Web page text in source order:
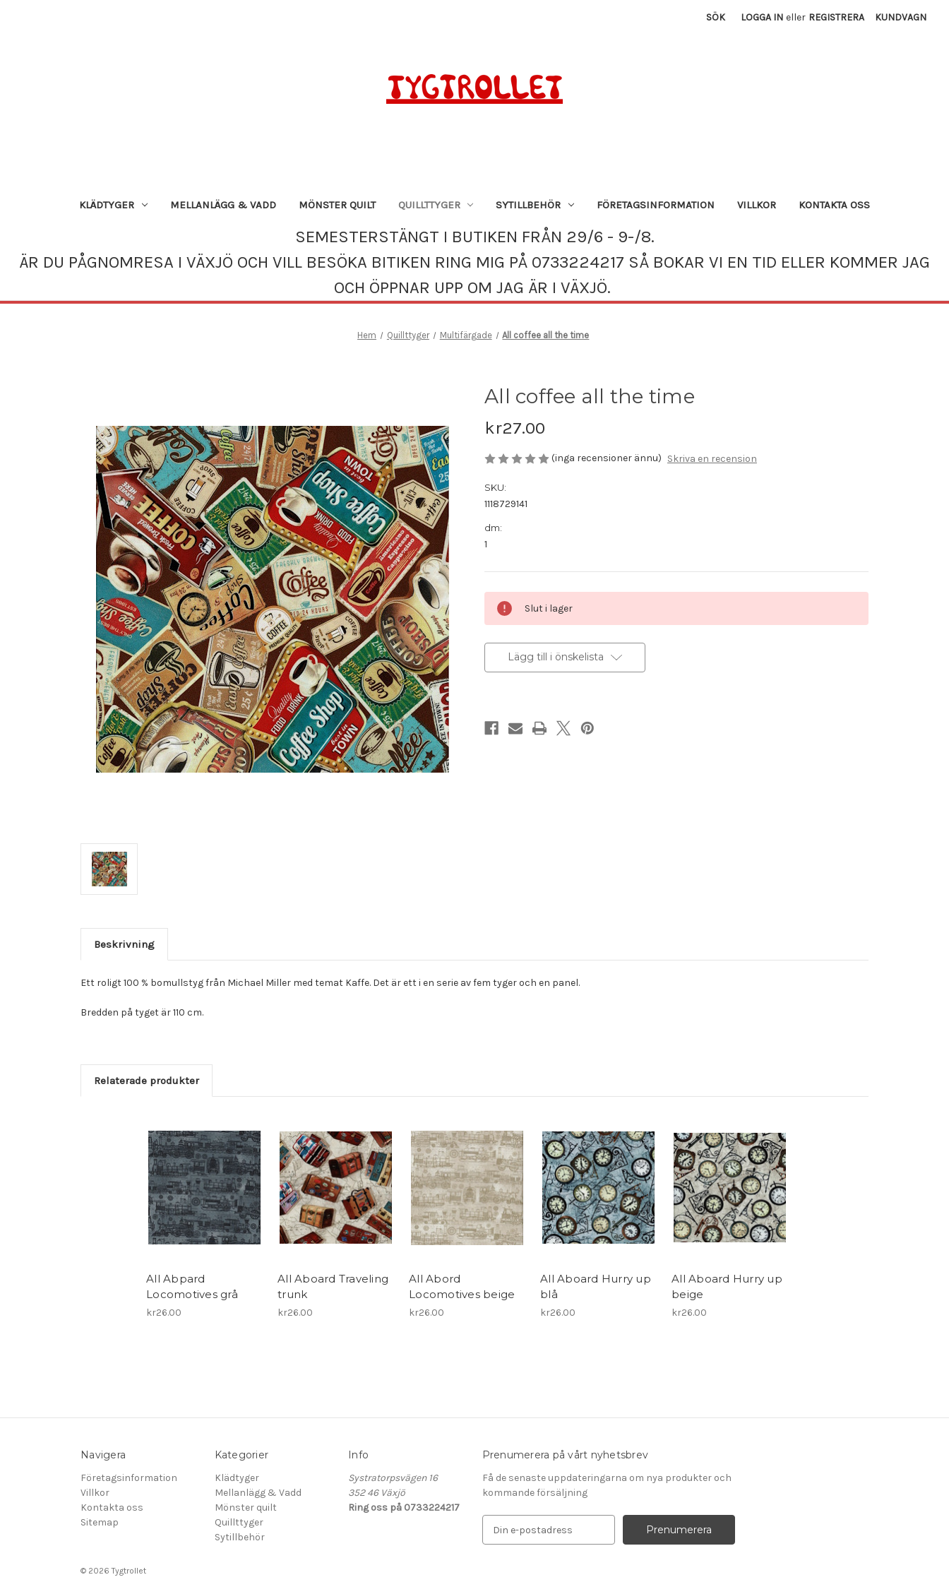
SÖK LOGGA IN eller REGISTRERA KUNDVAGN
KLÄDTYGER MELLANLÄGG & VADD MÖNSTER QUILT QUILLTTYGER SYTILLBEHÖR FÖRETAGSINFORMATION VILLKOR KONTAKTA OSS
SEMESTERSTÄNGT I BUTIKEN FRÅN 29/6 - 9-/8.
ÄR DU PÅGNOMRESA I VÄXJÖ OCH VILL BESÖKA BITIKEN RING MIG PÅ 0733224217 SÅ BOKAR VI EN TID ELLER KOMMER JAG
OCH ÖPPNAR UPP OM JAG ÄR I VÄXJÖ.
Hem Quillttyger Multifärgade All coffee all the time
All coffee all the time
kr27.00
(inga recensioner ännu) Skriva en recension
SKU:
1118729141
dm:
1
lager:
Slut i lager
Lägg till i önskelista
Beskrivning
Ett roligt 100 % bomullstyg från Michael Miller med temat Kaffe. Det är ett i en serie av fem tyger och en panel.
Bredden på tyget är 110 cm.
Relaterade produkter
All Abpard
Locomotives grå
kr26.00
All Aboard Traveling
trunk
kr26.00
All Abord
Locomotives beige
kr26.00
All Aboard Hurry up
blå
kr26.00
All Aboard Hurry up
beige
kr26.00
Navigera
Företagsinformation
Villkor
Kontakta oss
Sitemap
Kategorier
Klädtyger
Mellanlägg & Vadd
Mönster quilt
Quillttyger
Sytillbehör
Info
Systratorpsvägen 16
352 46 Växjö
Ring oss på 0733224217
Prenumerera på vårt nyhetsbrev
Få de senaste uppdateringarna om nya produkter och
kommande försäljning
© 2026 Tygtrollet